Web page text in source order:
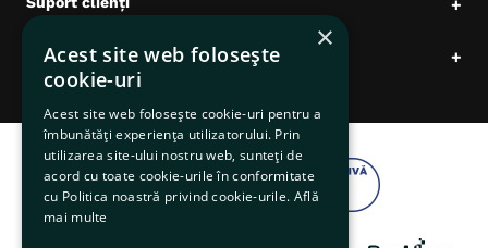
+
Date comerciale +
×
Acest site web folosește
cookie-uri
Acest site web folosește cookie-uri pentru a
îmbunătăți experiența utilizatorului. Prin
utilizarea site-ului nostru web, sunteți de
acord cu toate cookie-urile în conformitate
cu Politica noastră privind cookie-urile. Află
mai multe